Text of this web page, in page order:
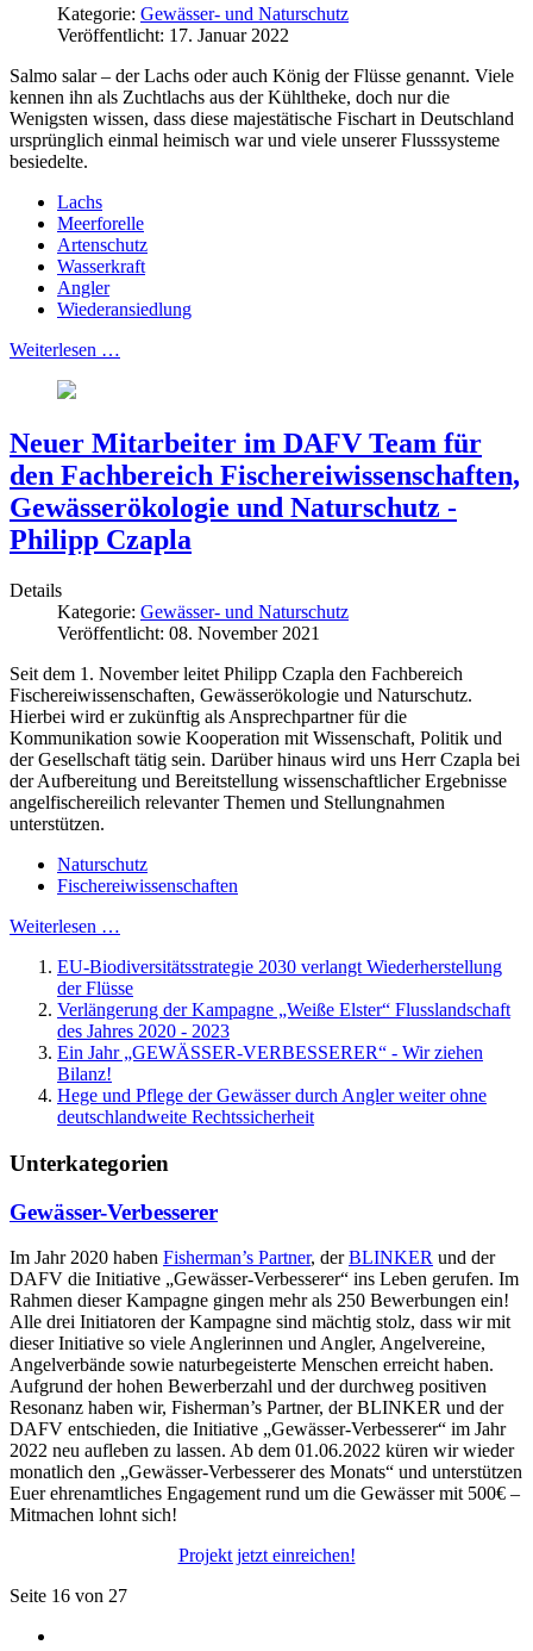
Kategorie: Gewässer- und Naturschutz
Veröffentlicht: 17. Januar 2022
Salmo salar – der Lachs oder auch König der Flüsse genannt. Viele
kennen ihn als Zuchtlachs aus der Kühltheke, doch nur die
Wenigsten wissen, dass diese majestätische Fischart in Deutschland
ursprünglich einmal heimisch war und viele unserer Flusssysteme
besiedelte.
Lachs
Meerforelle
Artenschutz
Wasserkraft
Angler
Wiederansiedlung
Weiterlesen …
Neuer Mitarbeiter im DAFV Team für
den Fachbereich Fischereiwissenschaften,
Gewässerökologie und Naturschutz -
Philipp Czapla
Details
Kategorie: Gewässer- und Naturschutz
Veröffentlicht: 08. November 2021
Seit dem 1. November leitet Philipp Czapla den Fachbereich
Fischereiwissenschaften, Gewässerökologie und Naturschutz.
Hierbei wird er zukünftig als Ansprechpartner für die
Kommunikation sowie Kooperation mit Wissenschaft, Politik und
der Gesellschaft tätig sein. Darüber hinaus wird uns Herr Czapla bei
der Aufbereitung und Bereitstellung wissenschaftlicher Ergebnisse
angelfischereilich relevanter Themen und Stellungnahmen
unterstützen.
Naturschutz
Fischereiwissenschaften
Weiterlesen …
EU-Biodiversitätsstrategie 2030 verlangt Wiederherstellung
der Flüsse
Verlängerung der Kampagne „Weiße Elster“ Flusslandschaft
des Jahres 2020 - 2023
Ein Jahr „GEWÄSSER-VERBESSERER“ - Wir ziehen
Bilanz!
Hege und Pflege der Gewässer durch Angler weiter ohne
deutschlandweite Rechtssicherheit
Unterkategorien
Gewässer-Verbesserer
Im Jahr 2020 haben Fisherman’s Partner, derBLINKER und der
DAFV die Initiative „Gewässer-Verbesserer“ ins Leben gerufen. Im
Rahmen dieser Kampagne gingen mehr als 250 Bewerbungen ein!
Alle drei Initiatoren der Kampagne sind mächtig stolz, dass wir mit
dieser Initiative so viele Anglerinnen und Angler, Angelvereine,
Angelverbände sowie naturbegeisterte Menschen erreicht haben.
Aufgrund der hohen Bewerberzahl und der durchweg positiven
Resonanz haben wir, Fisherman’s Partner, der BLINKER und der
DAFV entschieden, die Initiative „Gewässer-Verbesserer“ im Jahr
2022 neu aufleben zu lassen. Ab dem 01.06.2022 küren wir wieder
monatlich den „Gewässer-Verbesserer des Monats“ und unterstützen
Euer ehrenamtliches Engagement rund um die Gewässer mit 500€ –
Mitmachen lohnt sich!
Projekt jetzt einreichen!
Seite 16 von 27